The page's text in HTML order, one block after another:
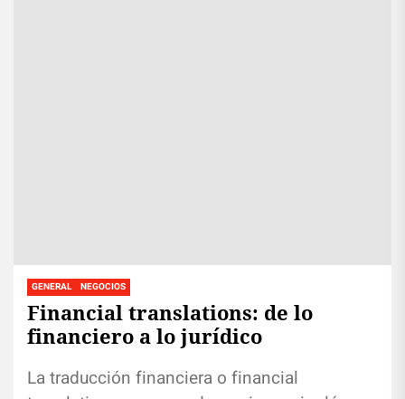
GENERAL NEGOCIOS
Financial translations: de lo
financiero a lo jurídico
La traducción financiera o financial